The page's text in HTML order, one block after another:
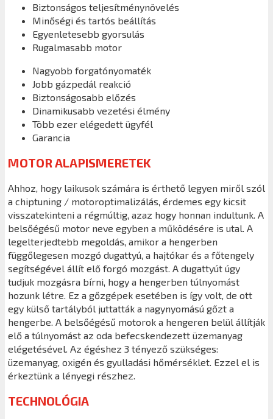
Biztonságos teljesítménynövelés
Minőségi és tartós beállítás
Egyenletesebb gyorsulás
Rugalmasabb motor
Nagyobb forgatónyomaték
Jobb gázpedál reakció
Biztonságosabb előzés
Dinamikusabb vezetési élmény
Több ezer elégedett ügyfél
Garancia
MOTOR ALAPISMERETEK
Ahhoz, hogy laikusok számára is érthető legyen miről szól
a chiptuning / motoroptimalizálás, érdemes egy kicsit
visszatekinteni a régmúltig, azaz hogy honnan indultunk. A
belsőégésű motor neve egyben a működésére is utal. A
legelterjedtebb megoldás, amikor a hengerben
függőlegesen mozgó dugattyú, a hajtókar és a főtengely
segítségével állít elő forgó mozgást. A dugattyút úgy
tudjuk mozgásra bírni, hogy a hengerben túlnyomást
hozunk létre. Ez a gőzgépek esetében is így volt, de ott
egy külső tartályból juttatták a nagynyomású gőzt a
hengerbe. A belsőégésű motorok a hengeren belül állítják
elő a túlnyomást az oda befecskendezett üzemanyag
elégetésével. Az égéshez 3 tényező szükséges:
üzemanyag, oxigén és gyulladási hőmérséklet. Ezzel el is
érkeztünk a lényegi részhez.
TECHNOLÓGIA